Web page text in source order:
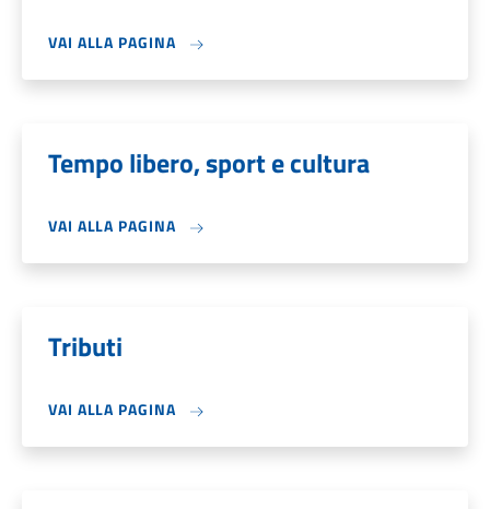
VAI ALLA PAGINA
Tempo libero, sport e cultura
VAI ALLA PAGINA
Tributi
VAI ALLA PAGINA